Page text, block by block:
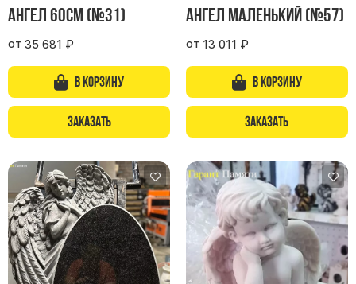
Ангел 60см (№31)
от 35 681 ₽
В корзину
Заказать
Ангел маленький (№57)
от 13 011 ₽
В корзину
Заказать